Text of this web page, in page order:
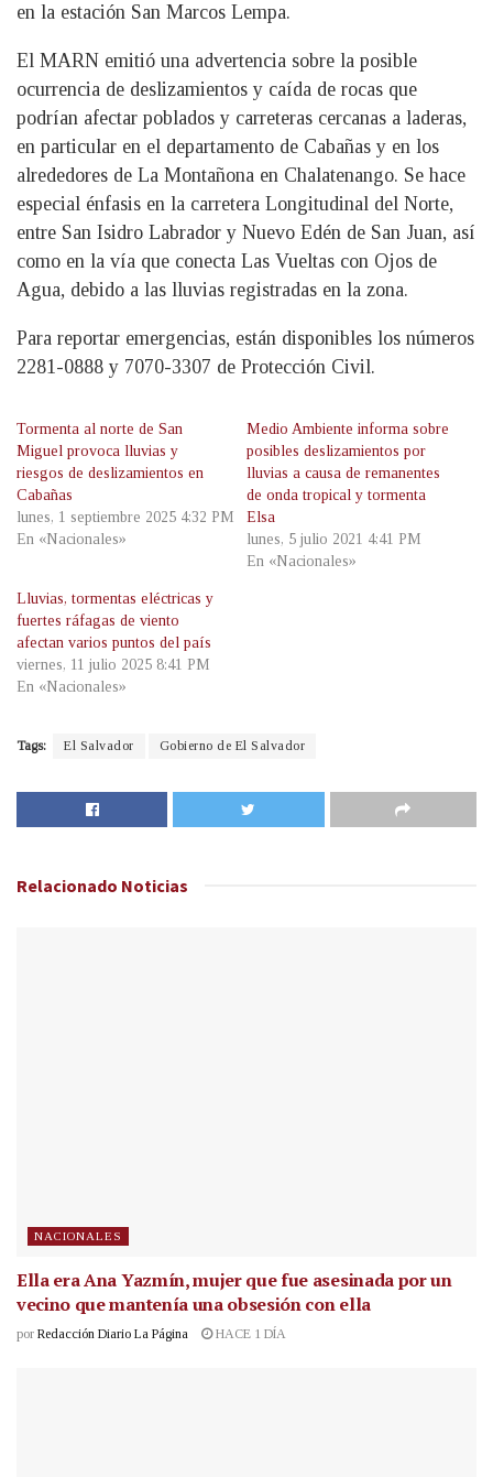
en la estación San Marcos Lempa.
El MARN emitió una advertencia sobre la posible
ocurrencia de deslizamientos y caída de rocas que
podrían afectar poblados y carreteras cercanas a laderas,
en particular en el departamento de Cabañas y en los
alrededores de La Montañona en Chalatenango. Se hace
especial énfasis en la carretera Longitudinal del Norte,
entre San Isidro Labrador y Nuevo Edén de San Juan, así
como en la vía que conecta Las Vueltas con Ojos de
Agua, debido a las lluvias registradas en la zona.
Para reportar emergencias, están disponibles los números
2281-0888 y 7070-3307 de Protección Civil.
Tormenta al norte de San
Miguel provoca lluvias y
riesgos de deslizamientos en
Cabañas
lunes, 1 septiembre 2025 4:32 PM
En «Nacionales»
Medio Ambiente informa sobre
posibles deslizamientos por
lluvias a causa de remanentes
de onda tropical y tormenta
Elsa
lunes, 5 julio 2021 4:41 PM
En «Nacionales»
Lluvias, tormentas eléctricas y
fuertes ráfagas de viento
afectan varios puntos del país
viernes, 11 julio 2025 8:41 PM
En «Nacionales»
Tags: El Salvador Gobierno de El Salvador
Relacionado Noticias
NACIONALES
Ella era Ana Yazmín, mujer que fue asesinada por un
vecino que mantenía una obsesión con ella
por Redacción Diario La Página HACE 1 DÍA